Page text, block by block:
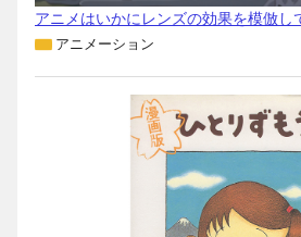
アニメはいかにレンズの効果を模倣し
アニメーション